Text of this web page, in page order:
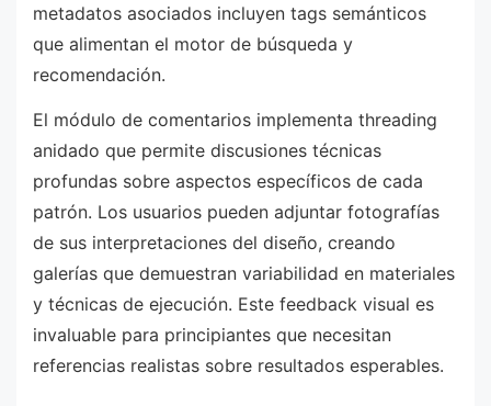
metadatos asociados incluyen tags semánticos
que alimentan el motor de búsqueda y
recomendación.
El módulo de comentarios implementa threading
anidado que permite discusiones técnicas
profundas sobre aspectos específicos de cada
patrón. Los usuarios pueden adjuntar fotografías
de sus interpretaciones del diseño, creando
galerías que demuestran variabilidad en materiales
y técnicas de ejecución. Este feedback visual es
invaluable para principiantes que necesitan
referencias realistas sobre resultados esperables.